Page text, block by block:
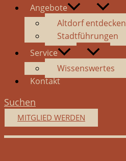
Angebote
Altdorf entdecken
Stadtführungen
Service
Wissenswertes
Kontakt
Suchen
MITGLIED WERDEN